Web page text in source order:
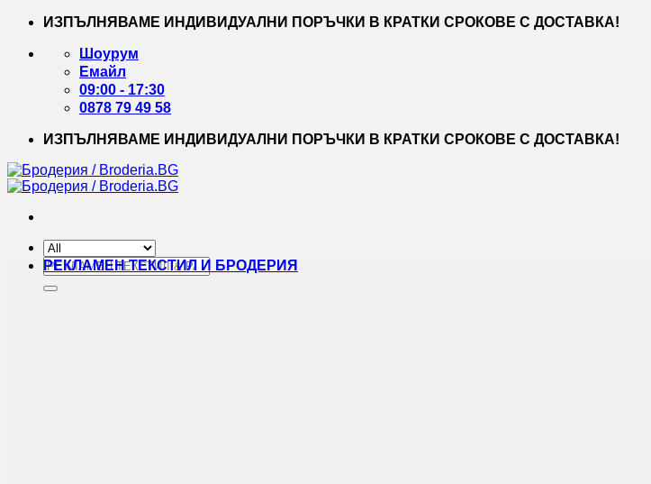
Skip
content
ИЗПЪЛНЯВАМЕ ИНДИВИДУАЛНИ ПОРЪЧКИ В КРАТКИ СРОКОВЕ С ДОСТАВКА!
Шоурум
Емайл
09:00 - 17:30
0878 79 49 58
ИЗПЪЛНЯВАМЕ ИНДИВИДУАЛНИ ПОРЪЧКИ В КРАТКИ СРОКОВЕ С ДОСТАВКА!
Търсене
за:
РЕКЛАМЕН ТЕКСТИЛ И БРОДЕРИЯ